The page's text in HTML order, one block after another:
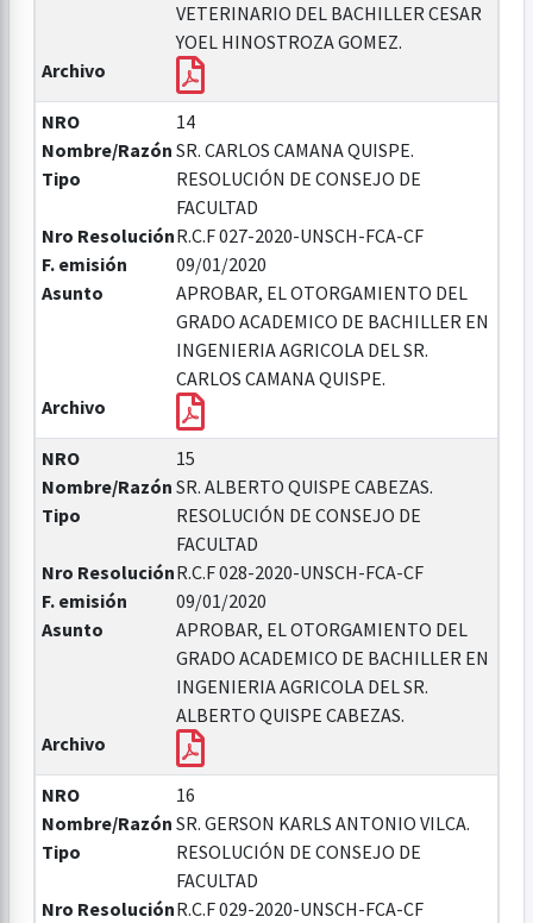
VETERINARIO DEL BACHILLER CESAR
YOEL HINOSTROZA GOMEZ.
Archivo
NRO
14
Nombre/Razón SR. CARLOS CAMANA QUISPE.
Tipo
RESOLUCIÓN DE CONSEJO DE
FACULTAD
Nro ResoluciónR.C.F 027-2020-UNSCH-FCA-CF
F. emisión
09/01/2020
Asunto
APROBAR, EL OTORGAMIENTO DEL
GRADO ACADEMICO DE BACHILLER EN
INGENIERIA AGRICOLA DEL SR.
CARLOS CAMANA QUISPE.
Archivo
NRO
15
Nombre/Razón SR. ALBERTO QUISPE CABEZAS.
Tipo
RESOLUCIÓN DE CONSEJO DE
FACULTAD
Nro ResoluciónR.C.F 028-2020-UNSCH-FCA-CF
F. emisión
09/01/2020
Asunto
APROBAR, EL OTORGAMIENTO DEL
GRADO ACADEMICO DE BACHILLER EN
INGENIERIA AGRICOLA DEL SR.
ALBERTO QUISPE CABEZAS.
Archivo
NRO
16
Nombre/Razón SR. GERSON KARLS ANTONIO VILCA.
Tipo
RESOLUCIÓN DE CONSEJO DE
FACULTAD
Nro ResoluciónR.C.F 029-2020-UNSCH-FCA-CF